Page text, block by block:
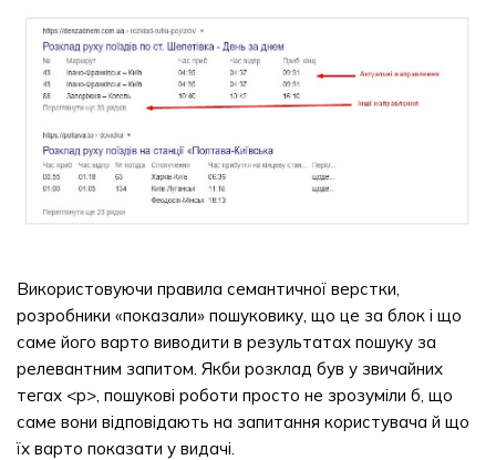
Використовуючи правила семантичної верстки,
розробники «показали» пошуковику, що це за блок і що
саме його варто виводити в результатах пошуку за
релевантним запитом. Якби розклад був у звичайних
тегах <p>, пошукові роботи просто не зрозуміли б, що
саме вони відповідають на запитання користувача й що
їх варто показати у видачі.